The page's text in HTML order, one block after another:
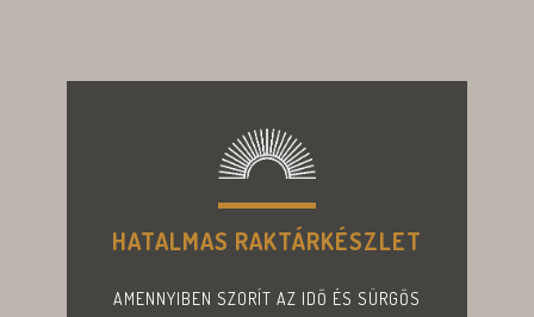
HATALMAS RAKTÁRKÉSZLET
AMENNYIBEN SZORÍT AZ IDŐ ÉS SÜRGŐS